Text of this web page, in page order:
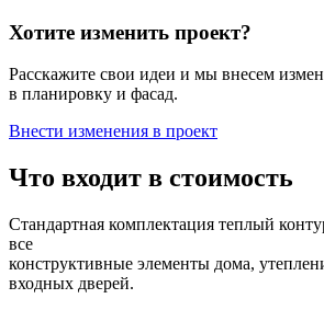
Хотите изменить проект?
Расскажите свои идеи и мы внесем
в планировку и фасад.
Внести изменения в проект
Что входит в стоимость
Стандартная комплектация теплый
все
конструктивные элементы дома,
входных дверей.